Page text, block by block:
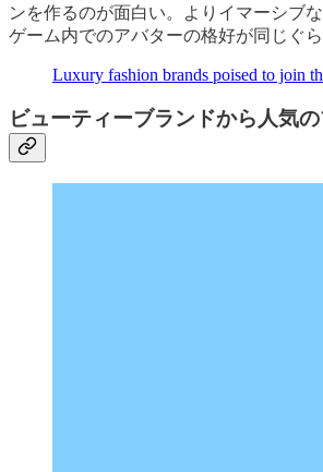
ンを作るのが面白い。よりイマーシブ
ゲーム内でのアバターの格好が同じぐ
Luxury fashion brands poised to join
ビューティーブランドから人気